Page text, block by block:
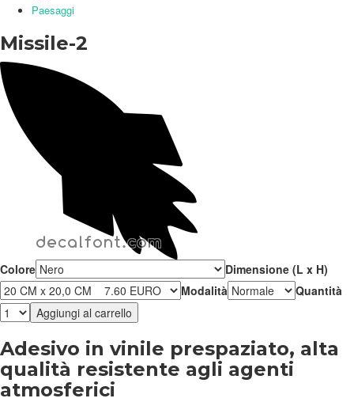
Paesaggi
Missile-2
Colore
Dimensione (L x H)
Modalità
Quantità
Adesivo in vinile prespaziato, alta
qualità resistente agli agenti
atmosferici